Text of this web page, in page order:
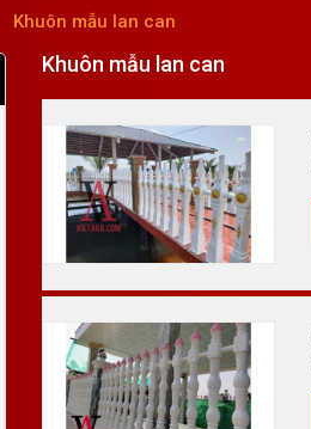
Khuôn mẫu lan can
Khuôn mẫu lan can